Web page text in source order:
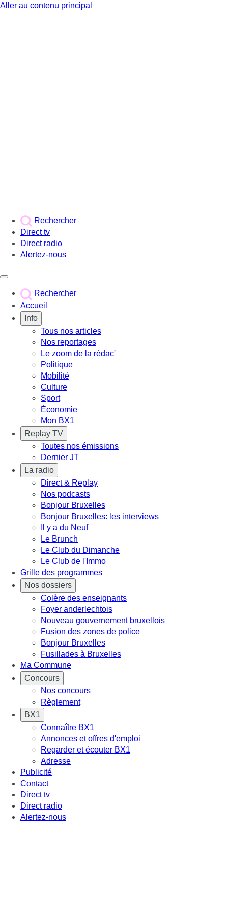
Aller au contenu principal
Rechercher
Direct tv
Direct radio
Alertez-nous
Rechercher
Accueil
Info
Tous nos articles
Nos reportages
Le zoom de la rédac'
Politique
Mobilité
Culture
Sport
Économie
Mon BX1
Replay TV
Toutes nos émissions
Dernier JT
La radio
Direct & Replay
Nos podcasts
Bonjour Bruxelles
Bonjour Bruxelles: les interviews
Il y a du Neuf
Le Brunch
Le Club du Dimanche
Le Club de l'Immo
Grille des programmes
Nos dossiers
Colère des enseignants
Foyer anderlechtois
Nouveau gouvernement bruxellois
Fusion des zones de police
Bonjour Bruxelles
Fusillades à Bruxelles
Ma Commune
Concours
Nos concours
Règlement
BX1
Connaître BX1
Annonces et offres d'emploi
Regarder et écouter BX1
Adresse
Publicité
Contact
Direct tv
Direct radio
Alertez-nous